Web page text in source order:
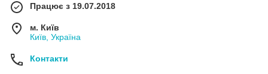
Працює з 19.07.2018
м. Київ
Київ, Україна
Контакти